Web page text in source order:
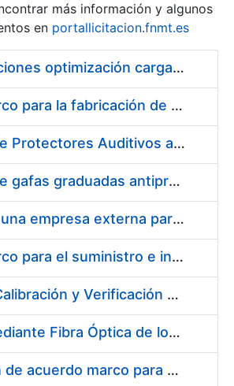
más información y algunos
en portallicitacion.fnmt.es
Pliego condiciones optimización cargas compras firmado
Acuerdo marco para la fabricación de piezas
Suministro de Protectores Auditivos a medida para las personas trabajadoras de los Centros de Trabajo de Madrid y Burgos
Suministro de gafas graduadas antiproyecciones para los trabajadores de la FNMT-RCM en los centros de trabajo de Madrid y Burgos
Servicios de una empresa externa para el asesoramiento y resolución de los recursos de alzada que se presentan relacionados con procesos de selección para la FNMT-RCM
Acuerdo marco para el suministro e instalación de persianas, estores y otros complementos
Servicio de Calibración y Verificación Externa de los Equipos de Medición del Servicio de Prevención de la FNMT-RCM
Conexión mediante Fibra Óptica de los Centros de Proceso de Datos (CPDs) de las sedes de la FNMT-RCM de Burgos y Madrid
Contratación de acuerdo marco para el Suministro de Material de Electricidad para la Fábrica Nacional de Moneda y Timbre-Real Casa de la Moneda en su centro de trabajo de Burgos